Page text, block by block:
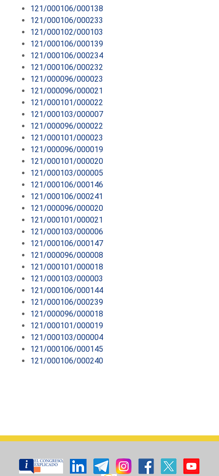
121/000106/000138
121/000106/000233
121/000102/000103
121/000106/000139
121/000106/000234
121/000106/000232
121/000096/000023
121/000096/000021
121/000101/000022
121/000103/000007
121/000096/000022
121/000101/000023
121/000096/000019
121/000101/000020
121/000103/000005
121/000106/000146
121/000106/000241
121/000096/000020
121/000101/000021
121/000103/000006
121/000106/000147
121/000096/000008
121/000101/000018
121/000103/000003
121/000106/000144
121/000106/000239
121/000096/000018
121/000101/000019
121/000103/000004
121/000106/000145
121/000106/000240